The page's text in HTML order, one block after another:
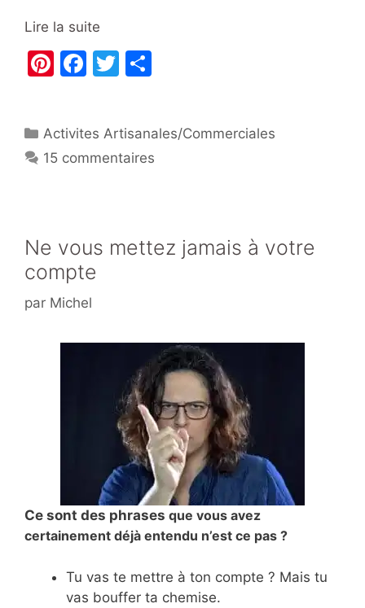
Lire la suite
Pi
e
st
F
e
b
k
T
er g
er
Catégories
Activites Artisanales/Commerciales
15 commentaires
Ne vous mettez jamais à votre
compte
par Michel
Ce sont des phrases que vous avez
certainement déjà entendu n’est ce pas ?
Tu vas te mettre à ton compte ? Mais tu
vas bouffer ta chemise.